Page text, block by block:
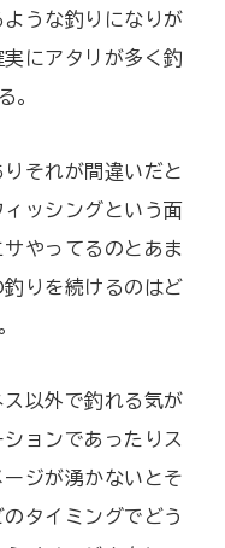
うな釣りになりが
にアタリが多く釣
。
それが間違いだと
ッシングという面
やってるのとあま
りを続けるのはど
以外で釣れる気が
ョンであったりス
ジが湧かないとそ
タイミングでどう